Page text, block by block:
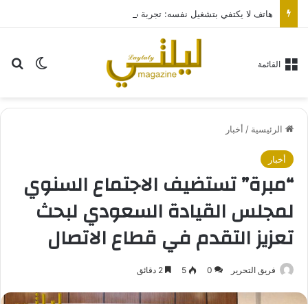
الوضع القائمة
الرئيسية / أخبار
أخبار
“مبرة” تستضيف الاجتماع السنوي
لمجلس القيادة السعودي لبحث
تعزيز التقدم في قطاع الاتصال
فريق التحرير 0
5